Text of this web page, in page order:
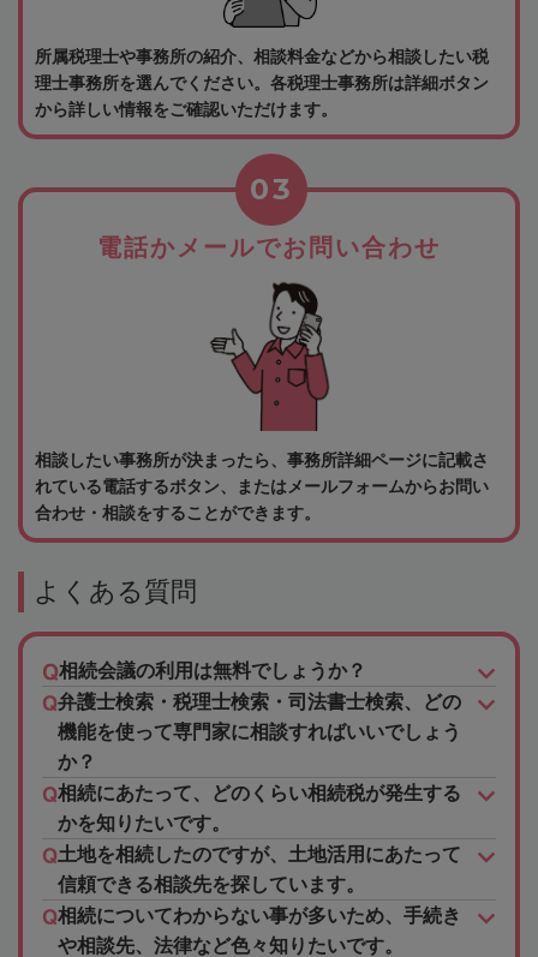
所属税理士や事務所の紹介、相談料金などから相談したい税
理士事務所を選んでください。各税理士事務所は詳細ボタン
から詳しい情報をご確認いただけます。
電話かメールでお問い合わせ
03
相談したい事務所が決まったら、事務所詳細ページに記載さ
れている電話するボタン、またはメールフォームからお問い
合わせ・相談をすることができます。
よくある質問
相続会議の利用は無料でしょうか？
弁護士検索・税理士検索・司法書士検索、どの
機能を使って専門家に相談すればいいでしょう
か？
相続にあたって、どのくらい相続税が発生する
かを知りたいです。
土地を相続したのですが、土地活用にあたって
信頼できる相談先を探しています。
相続についてわからない事が多いため、手続き
や相談先、法律など色々知りたいです。